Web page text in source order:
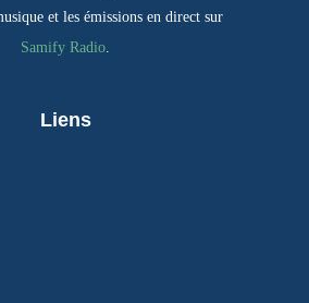
et les émissions en direct sur
Samify Radio.
Liens